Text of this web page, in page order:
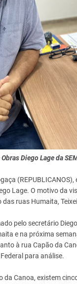
Diego Lage da
Lage. O motivo da
ruas Humaita,
pelo secretário
e na próxima
à rua Capão da
para análise.
da Canoa, existem